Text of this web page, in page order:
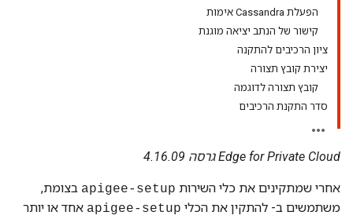
הפעלת Cassandra אימות
קישור של הנתב יציאה מוגנת
ציון הרכיבים להתקנה
יצירת קובץ תצורה
קובץ תצורה לדוגמה
סדר התקנת הרכיבים
Edge for Private Cloud גרסה 4.16.09
אחרי שמתקינים את כלי השירות apigee-setup בצומת,
משתמשים ב- להתקין את הכלי apigee-setup אחד או יותר